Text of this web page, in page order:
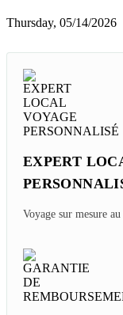
sans stress et
Guide voyage par thème
Choses à faire &
Cuisine & café
Top hébergements
Informations
Expériences des
Articles
Guide Voyage à
Quand Il Pleut ?